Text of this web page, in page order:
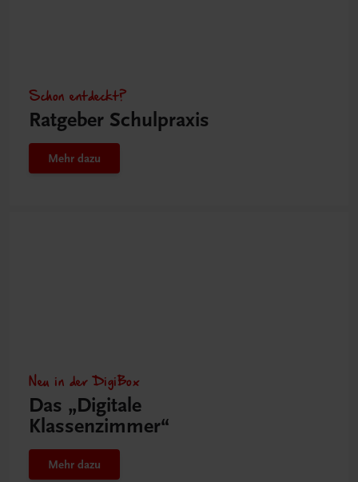
Schon entdeckt?
Ratgeber Schulpraxis
Mehr dazu
Neu in der DigiBox
Das „Digitale
Klassenzimmer“
Mehr dazu